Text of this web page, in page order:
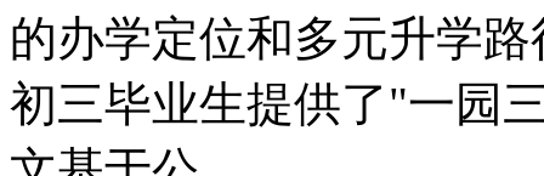
的办学定位和多元升学
初三毕业生提供了"一园